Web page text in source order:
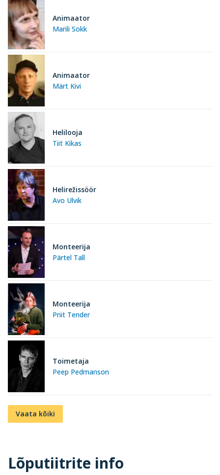
Marili Sokk
Animaator
Märt Kivi
Animaator
Tiit Kikas
Helilooja
Avo Ulvik
Helirežissöör
Pärtel Tall
Monteerija
Priit Tender
Monteerija
Peep Pedmanson
Toimetaja
Vaata kõiki
Lõputiitrite info